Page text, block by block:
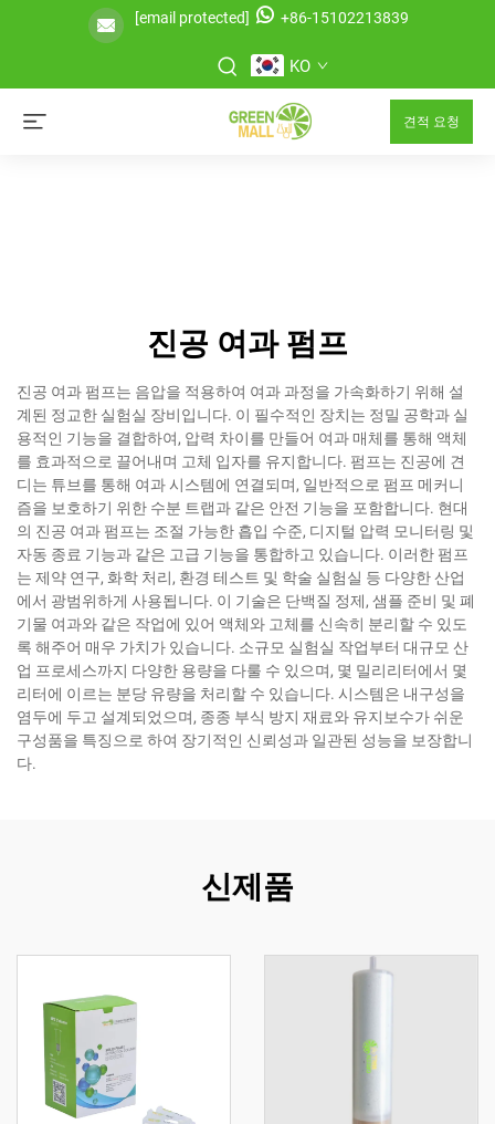
[email protected] +86-15102213839
KO
견적 요청
진공 여과 펌프
진공 여과 펌프는 음압을 적용하여 여과 과정을 가속화하기 위해 설
계된 정교한 실험실 장비입니다. 이 필수적인 장치는 정밀 공학과 실
용적인 기능을 결합하여, 압력 차이를 만들어 여과 매체를 통해 액체
를 효과적으로 끌어내며 고체 입자를 유지합니다. 펌프는 진공에 견
디는 튜브를 통해 여과 시스템에 연결되며, 일반적으로 펌프 메커니
즘을 보호하기 위한 수분 트랩과 같은 안전 기능을 포함합니다. 현대
의 진공 여과 펌프는 조절 가능한 흡입 수준, 디지털 압력 모니터링 및
자동 종료 기능과 같은 고급 기능을 통합하고 있습니다. 이러한 펌프
는 제약 연구, 화학 처리, 환경 테스트 및 학술 실험실 등 다양한 산업
에서 광범위하게 사용됩니다. 이 기술은 단백질 정제, 샘플 준비 및 폐
기물 여과와 같은 작업에 있어 액체와 고체를 신속히 분리할 수 있도
록 해주어 매우 가치가 있습니다. 소규모 실험실 작업부터 대규모 산
업 프로세스까지 다양한 용량을 다룰 수 있으며, 몇 밀리리터에서 몇
리터에 이르는 분당 유량을 처리할 수 있습니다. 시스템은 내구성을
염두에 두고 설계되었으며, 종종 부식 방지 재료와 유지보수가 쉬운
구성품을 특징으로 하여 장기적인 신뢰성과 일관된 성능을 보장합니
다.
신제품